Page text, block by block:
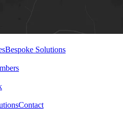
Bespoke Solutions
Contact